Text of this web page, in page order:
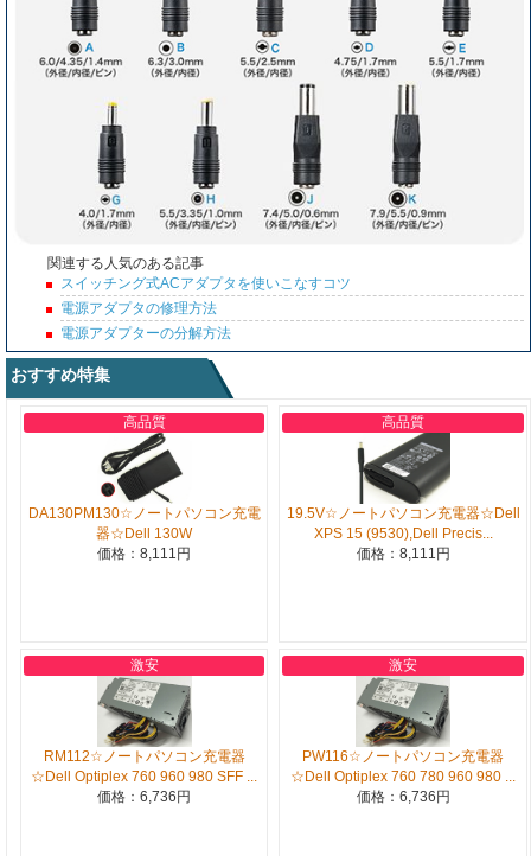
関連する人気のある記事
スイッチング式ACアダプタを使いこなすコツ
電源アダプタの修理方法
電源アダプターの分解方法
おすすめ特集
高品質
DA130PM130☆ノートパソコン充電
器☆Dell 130W
価格：8,111円
高品質
19.5V☆ノートパソコン充電器☆Dell
XPS 15 (9530),Dell Precis...
価格：8,111円
激安
RM112☆ノートパソコン充電器
☆Dell Optiplex 760 960 980 SFF ...
価格：6,736円
激安
PW116☆ノートパソコン充電器
☆Dell Optiplex 760 780 960 980 ...
価格：6,736円